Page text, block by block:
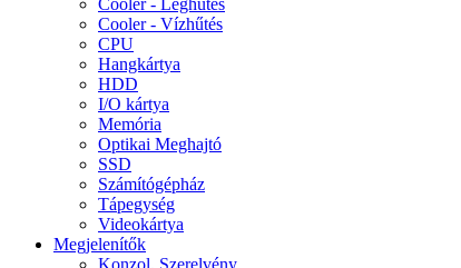
Cooler - Léghűtés
Cooler - Vízhűtés
CPU
Hangkártya
HDD
I/O kártya
Memória
Optikai Meghajtó
SSD
Számítógépház
Tápegység
Videokártya
Megjelenítők
Konzol, Szerelvény